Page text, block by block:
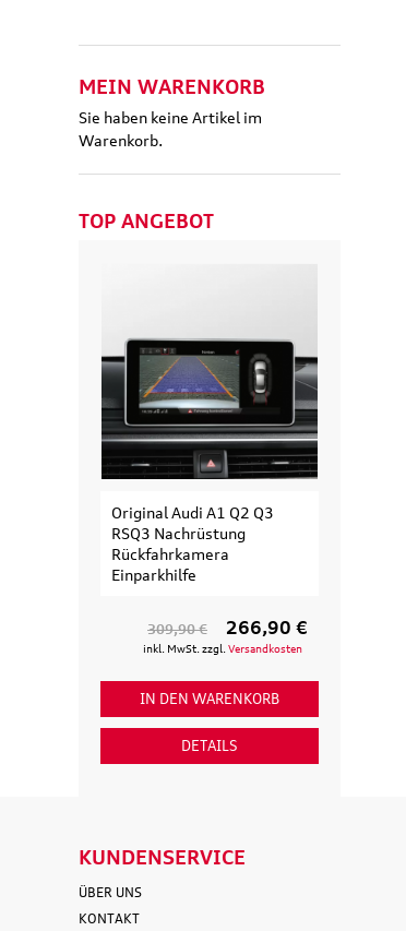
MEIN WARENKORB
Sie haben keine Artikel im
Warenkorb.
TOP ANGEBOT
Original Audi A1 Q2 Q3
RSQ3 Nachrüstung
Rückfahrkamera
Einparkhilfe
309,90 € 266,90 €
inkl. MwSt. zzgl. Versandkosten
IN DEN WARENKORB
DETAILS
KUNDENSERVICE
ÜBER UNS
KONTAKT